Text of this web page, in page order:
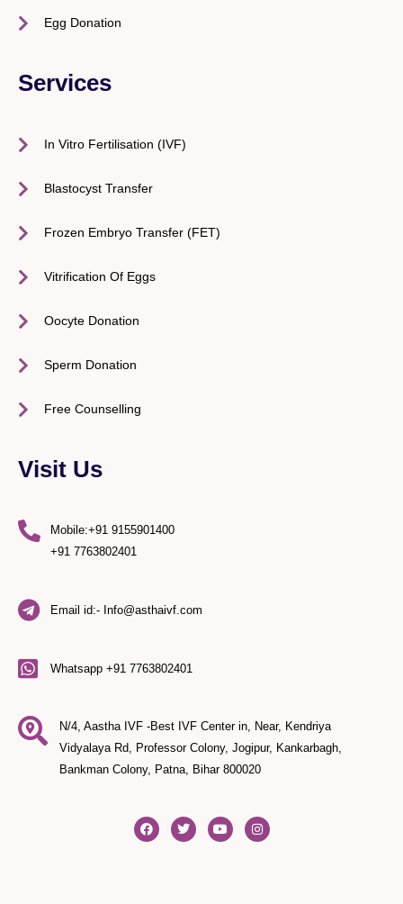
Egg Donation
Services
In Vitro Fertilisation (IVF)
Blastocyst Transfer
Frozen Embryo Transfer (FET)
Vitrification Of Eggs
Oocyte Donation
Sperm Donation
Free Counselling
Visit Us
Mobile:+91 9155901400
+91 7763802401
Email id:- Info@asthaivf.com
Whatsapp +91 7763802401
N/4, Aastha IVF -Best IVF Center in, Near, Kendriya
Vidyalaya Rd, Professor Colony, Jogipur, Kankarbagh,
Bankman Colony, Patna, Bihar 800020
F
a
c
T
w
i
Y
o
u
I
n
s